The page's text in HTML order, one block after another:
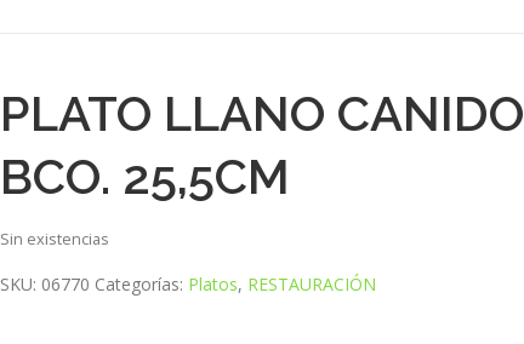
PLATO LLANO CANIDO
BCO. 25,5CM
Sin existencias
SKU: 06770 Categorías: Platos, RESTAURACIÓN